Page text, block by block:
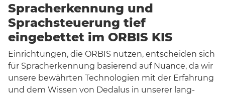
Spracherkennung und
Sprachsteuerung tief
eingebettet im ORBIS KIS
Einrichtungen, die ORBIS nutzen, entscheiden sich
für Spracherkennung basierend auf Nuance, da wir
unsere bewährten Technologien mit der Erfahrung
und dem Wissen von Dedalus in unserer lang-